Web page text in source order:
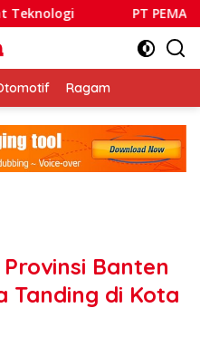
PT PEMA Butuh
Ragam
Banten
Tanding di Kota